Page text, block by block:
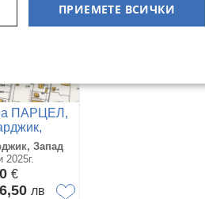
ПАРЦЕЛ,
Запад
2025г.
€
лв
ПРИЕМЕТЕ ВСИЧКИ